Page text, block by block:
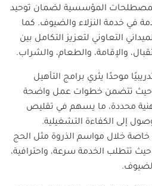
المؤسسية لضمان توحيد
في خدمة النزلاء والضيوف. كما
التعاوني لتعزيز التكامل بين
والإقامة، والطعام، والشراب.
موحدًا يثري برامج التأهيل
حيث تتضمن خطوات عمل واضحة
محددة، ما يسهم في تقليص
إلى الكفاءة التشغيلية.
خلال مواسم الذروة مثل الحج
تتطلب الخدمة سرعة، واحترافية،